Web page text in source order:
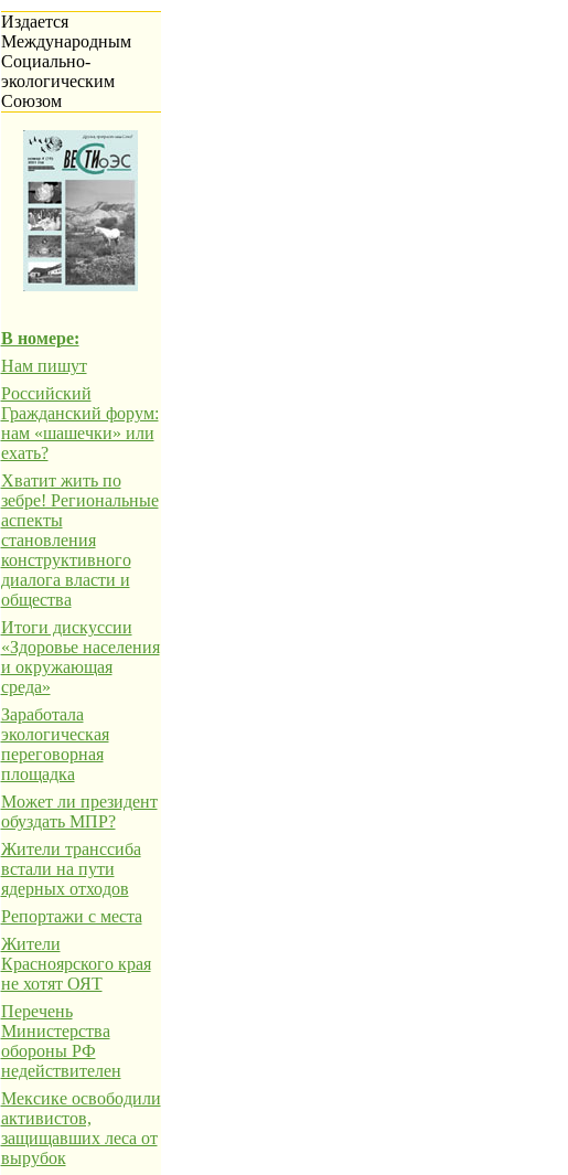
Издается
Международным
Социально-
экологическим
Союзом
В номере:
Нам пишут
Российский
Гражданский форум:
нам «шашечки» или
ехать?
Хватит жить по
зебре! Региональные
аспекты
становления
конструктивного
диалога власти и
общества
Итоги дискуссии
«Здоровье населения
и окружающая
среда»
Заработала
экологическая
переговорная
площадка
Может ли президент
обуздать МПР?
Жители транссиба
встали на пути
ядерных отходов
Репортажи с места
Жители
Красноярского края
не хотят ОЯТ
Перечень
Министерства
обороны РФ
недействителен
Мексике освободили
активистов,
защищавших леса от
вырубок